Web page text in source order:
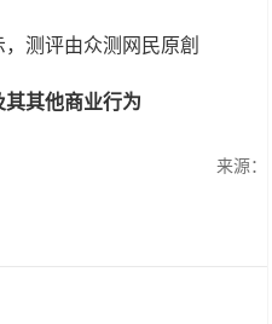
测评由众测网民原創
其他商业行为
来源：